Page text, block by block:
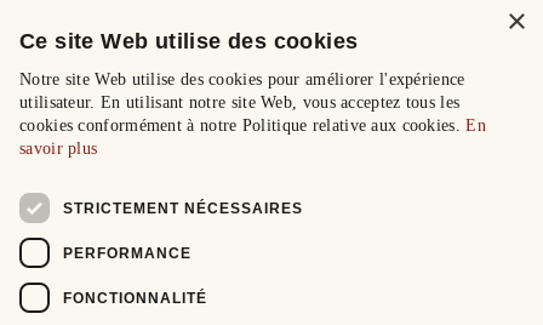
×
Ce site Web utilise des cookies
Notre site Web utilise des cookies pour améliorer l'expérience
utilisateur. En utilisant notre site Web, vous acceptez tous les
cookies conformément à notre Politique relative aux cookies.En
savoir plus
STRICTEMENT NÉCESSAIRES
PERFORMANCE
FONCTIONNALITÉ